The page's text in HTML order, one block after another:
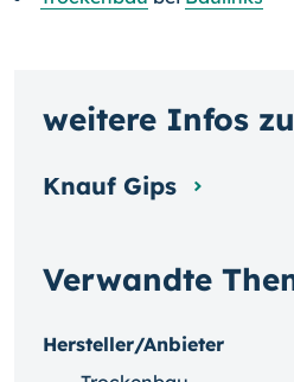
Verwandte
Hersteller/Anbieter
weitere Infos
Knauf Gips